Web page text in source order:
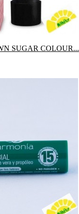
SUGAR COLOUR...